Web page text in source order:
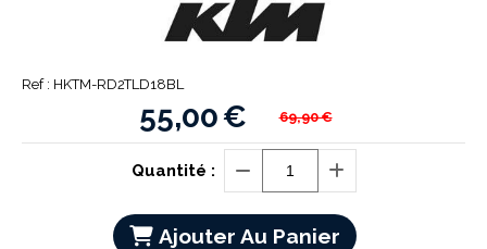
Ref : HKTM-RD2TLD18BL
55,00€ 69,90€
Quantité :
Ajouter Au Panier